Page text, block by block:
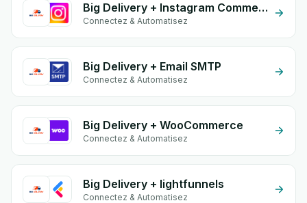
Big Delivery + Instagram Comment
Connectez & Automatisez
Big Delivery + Email SMTP
Connectez & Automatisez
Big Delivery + WooCommerce
Connectez & Automatisez
Big Delivery + lightfunnels
Connectez & Automatisez